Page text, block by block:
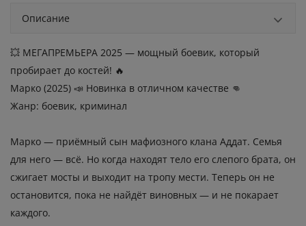
Описание
💥 МЕГАПРЕМЬЕРА 2025 — мощный боевик, который
пробирает до костей! 🔥
Марко (2025) 📣 Новинка в отличном качестве 👊
Жанр: боевик, криминал
Марко — приёмный сын мафиозного клана Аддат. Семья
для него — всё. Но когда находят тело его слепого брата, он
сжигает мосты и выходит на тропу мести. Теперь он не
остановится, пока не найдёт виновных — и не покарает
каждого.